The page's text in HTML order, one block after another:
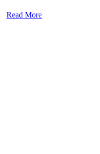
Read More